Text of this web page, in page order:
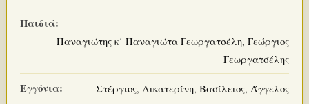
Παιδιά:
Παναγιώτης κ΄ Παναγιώτα Γεωργατσέλη, Γεώργιος
Γεωργατσέλης
Εγγόνια: Στέργιος, Αικατερίνη, Βασίλειος, Άγγελος